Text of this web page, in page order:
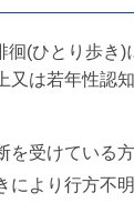
徊(ひとり歩き)
又は若年性認
を受けている方
により行方不